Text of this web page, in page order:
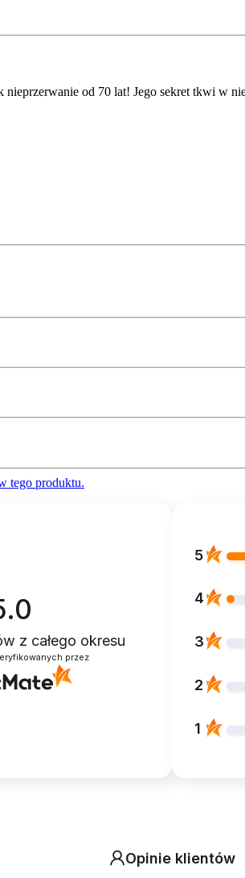
od 70 lat! Jego sekret tkwi w
tego produktu.
z całego okresu
przez
5
4
3
2
1
Opinie klientów